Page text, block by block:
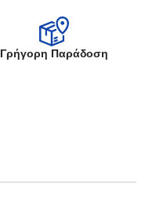
Γρήγορη Παράδοση